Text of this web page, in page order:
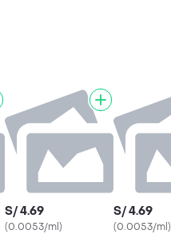
S/ 4.69
(0.0053/ml)
S/ 4.69
(0.0053/ml)